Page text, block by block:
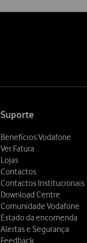
Suporte
Benefícios Vodafone
Ver Fatura
Lojas
Contactos
Contactos Institucionais
Download Centre
Comunidade Vodafone
Estado da encomenda
Alertas e Segurança
Feedback